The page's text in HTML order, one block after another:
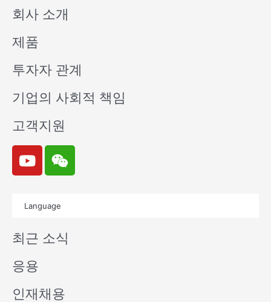
회사 소개
제품
투자자 관계
기업의 사회적 책임
고객지원
Y
o
u
e
W
e
i
n
Language
최근 소식
응용
인재채용